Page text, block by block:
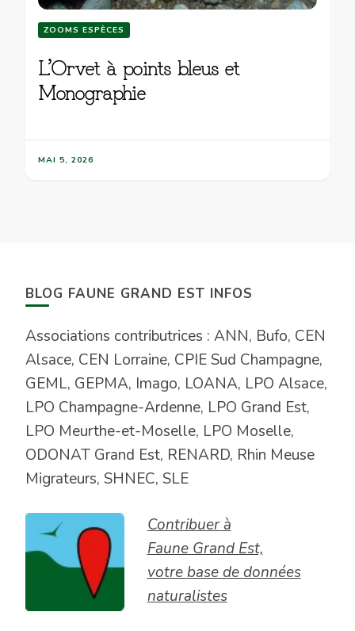
ZOOMS ESPÈCES
L’Orvet à points bleus et
Monographie
MAI 5, 2026
BLOG FAUNE GRAND EST INFOS
Associations contributrices : ANN, Bufo, CEN
Alsace, CEN Lorraine, CPIE Sud Champagne,
GEML, GEPMA, Imago, LOANA, LPO Alsace,
LPO Champagne-Ardenne, LPO Grand Est,
LPO Meurthe-et-Moselle, LPO Moselle,
ODONAT Grand Est, RENARD, Rhin Meuse
Migrateurs, SHNEC, SLE
Contribuer à
Faune Grand Est,
votre base de données
naturalistes